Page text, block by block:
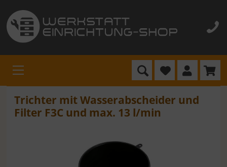
Trichter mit Wasserabscheider und
Filter F3C und max. 13 l/min